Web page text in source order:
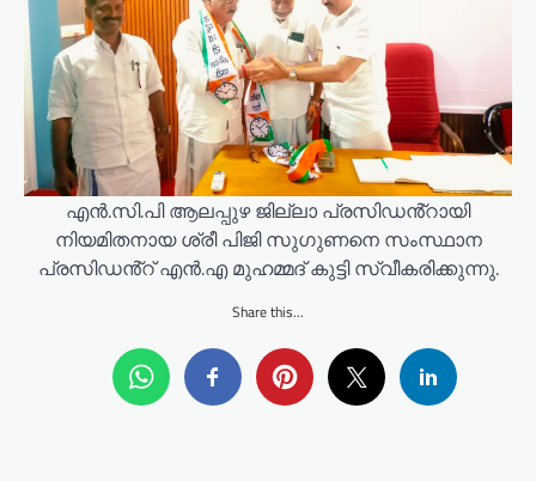
എൻ.സി.പി ആലപ്പുഴ ജില്ലാ പ്രസിഡൻ്റായി
നിയമിതനായ ശ്രീ പിജി സുഗുണനെ സംസ്ഥാന
പ്രസിഡൻ്റ് എൻ.എ മുഹമ്മദ് കുട്ടി സ്വീകരിക്കുന്നു.
Share this...